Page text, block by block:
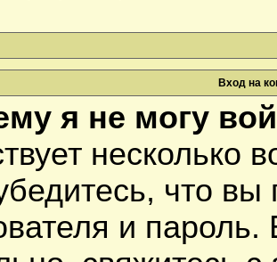
Вход на
я не могу
несколько
что
и